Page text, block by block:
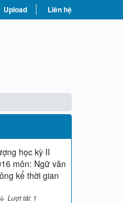
Upload Liên hệ
học kỳ II
môn: Ngữ văn
kể thời gian
Lượt tải: 1